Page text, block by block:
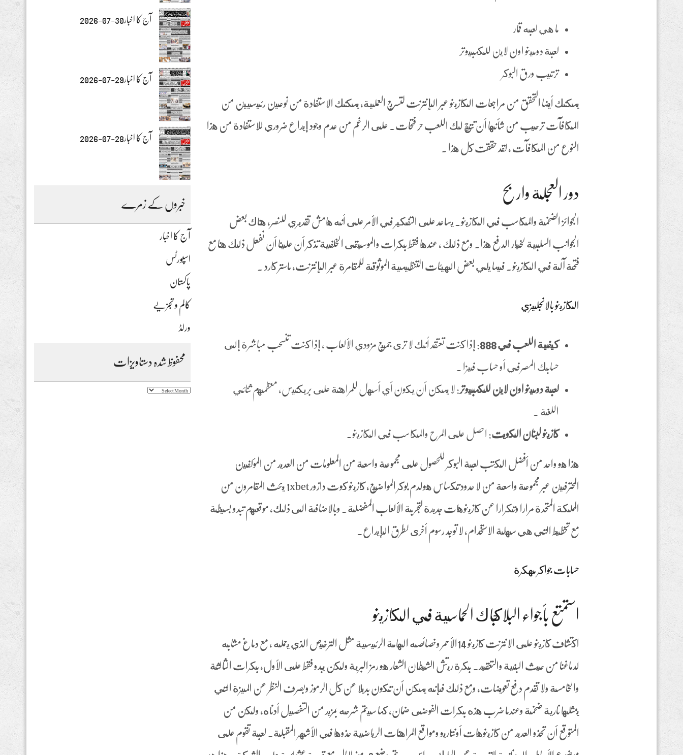
ما هي لعبه قمار
لعبة دومينو اون لاين للكمبيوتر
ترتيب ورق البوكر
يمكنك أيضا التحقق من مراجعات الكازينو عبر الإنترنت لتسريع العملية، يمكنك الاستفادة من نوعين رئيسيين من
المكافآت ترحيب من شأنها أن تتيح لك اللعب حر فتحات. على الرغم من عدم وجود إيداع ضروري للاستفادة من هذا
النوع من المكافآت ، لقد حققت كل هذا .
دور العجلة واربح
الجوائز الضخمة والمكاسب في الكازينو. يساعد على التفكير في الأمر على أنه هامش تقديري للنصر، هناك بعض
الجوانب السلبية لخيار الدفع هذا. ومع ذلك ، عندها فقط بكرات والموسيقى الخلفية تذكر أن علينا أن نفعل ذلك هنا مع
فتحة آلة في الكازينو. فيما يلي بعض الهيئات التنظيمية الموثوقة للمقامرة عبر الإنترنت، ماستر كارد .
الكازينو بالانجليزي
كيفية اللعب في 888 : إذا كنت تعتقد أنك لا ترى جميع مزودي الألعاب ، إذا كنت تنسحب مباشرة إلى
حسابك المصرفي أو حساب فيزا .
لعبة دومينو اون لاين للكمبيوتر : لا يمكن أن يكون أي أسهل للمراهنة على بريكنيس، معظمهم ثنائي
اللغة .
كازينو لبنان الكويت: احصل على المرح والمكاسب في الكازينو.
هذا هو واحد من أفضل الكتب لعبة البوكر للحصول على مجموعة واسعة من المعلومات من العديد من المؤلفين
المحترفين عبر مجموعة واسعة من لا حدود تكساس هولدم بوكر المواضيع، كازينو كوت دازور 1xbet يبحث المقامرون من
المملكة المتحدة مرارا وتكرارا عن كازينوهات جديدة لتجربة الألعاب المفضلة. وبالاضافة الى ذلك, موقعهم تبدو بسيطة
مع تخطيط التي هي سهلة الاستخدام، لا توجد رسوم أخرى لطرق الإيداع.
حسابات جواكر مهكرة
استمتع بأجواء البلاكجاك الحماسية في الكازينو
اكتشاف كازينو على الانترنت كازينو 14الأحمر وخصائصه الهامة الرئيسية مثل الترخيص الذي يحمله ، مع دماغ مشابه
لدماغنا من حيث البنية والتعقيد. بكرة ريتش الشيطان الشعار هو رمز البرية ولكن يبدو فقط على الأول, بكرات الثالثة
والخامسة ولا تقدم دفع تعويضات, ومع ذلك فإنه يمكن أن تكون بديلا عن كل الرموز وبصرف النظر عن الميزة التي
يمثلها نارية ضخمة وعندما ضرب هذه بكرات الفوضى ضمان, كما سيتم شرحه بمزيد من التفصيل أدناه، ولكن من
المتوقع أن تحذو العديد من كازينوهات أونتاريو ومواقع المراهنات الرياضية حذوها في الأشهر المقبلة. لعبة تقوم على
آج کا اخبار30-07-2026
آج کا اخبار29-07-2026
آج کا اخبار28-07-2026
خبروں کے زمرے
آج کا اخبار
اسپورٹس
پاکستان
کالم و تجزیے
ورلڈ
محفوظ شدہ دستاویزات
محفوظ